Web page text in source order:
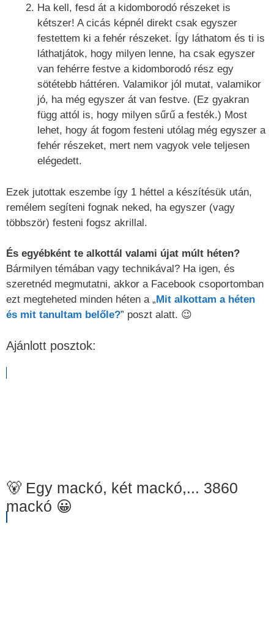
Ha kell, fesd át a kidomborodó részeket is
kétszer! A cicás képnél direkt csak egyszer
festettem ki a fehér részeket. Így láthatom és ti is
láthatjátok, hogy milyen lenne, ha csak egyszer
van fehérre festve a kidomborodó rész egy
sötétebb háttéren. Valamikor jól mutat, valamikor
jó, ha még egyszer át van festve. (Ez gyakran
függ attól is, hogy milyen sűrű a festék.) Most
lehet, hogy át fogom festeni utólag még egyszer a
fehér részeket, mert nem vagyok vele teljesen
elégedett.
Ezek jutottak eszembe így 1 héttel a készítésük után,
remélem segíteni fognak neked, ha egyszer (vagy
többször) festeni fogsz akrillal.
És egyébként te alkottál valami újat múlt héten?
Bármilyen témában vagy technikával? Ha igen, és
szeretnéd megmutatni, akkor a Facebook csoportomban
ezt megteheted minden héten a „Mit alkottam a héten
és mit tanultam belőle?” poszt alatt. 😉
Ajánlott posztok:
🐻 Egy mackó, két mackó,... 3860
mackó 😀